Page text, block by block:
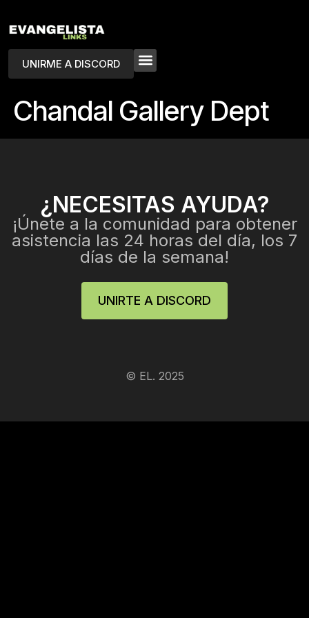
UNIRME A DISCORD
Chandal Gallery Dept
¿NECESITAS AYUDA?
¡Únete a la comunidad para obtener
asistencia las 24 horas del día, los 7
días de la semana!
UNIRTE A DISCORD
© EL. 2025